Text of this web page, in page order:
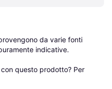
da varie fonti
indicative.
questo prodotto? Per